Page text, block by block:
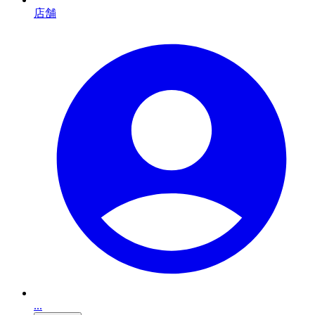
店舗
...